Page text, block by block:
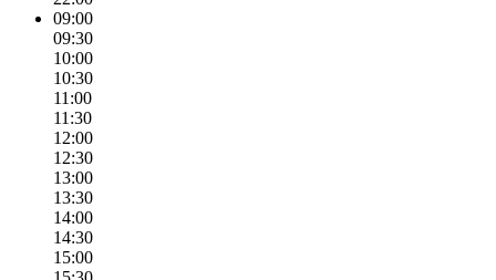
09:00
09:30
10:00
10:30
11:00
11:30
12:00
12:30
13:00
13:30
14:00
14:30
15:00